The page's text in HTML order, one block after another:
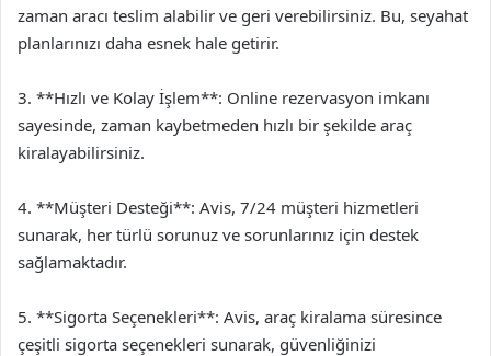
zaman aracı teslim alabilir ve geri verebilirsiniz. Bu, seyahat
planlarınızı daha esnek hale getirir.
3. **Hızlı ve Kolay İşlem**: Online rezervasyon imkanı
sayesinde, zaman kaybetmeden hızlı bir şekilde araç
kiralayabilirsiniz.
4. **Müşteri Desteği**: Avis, 7/24 müşteri hizmetleri
sunarak, her türlü sorunuz ve sorunlarınız için destek
sağlamaktadır.
5. **Sigorta Seçenekleri**: Avis, araç kiralama süresince
çeşitli sigorta seçenekleri sunarak, güvenliğinizi